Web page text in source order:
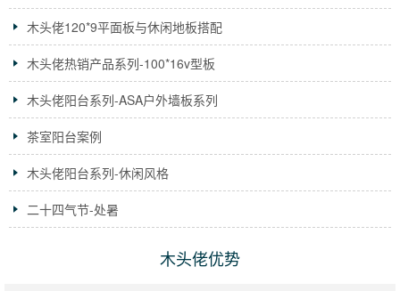
木头佬120*9平面板与休闲地板搭配
木头佬热销产品系列-100*16v型板
木头佬阳台系列-ASA户外墙板系列
茶室阳台案例
木头佬阳台系列-休闲风格
二十四气节-处暑
木头佬优势